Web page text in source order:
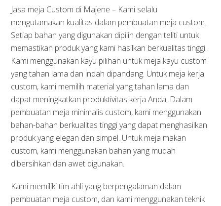
Jasa meja Custom di Majene – Kami selalu
mengutamakan kualitas dalam pembuatan meja custom.
Setiap bahan yang digunakan dipilih dengan teliti untuk
memastikan produk yang kami hasilkan berkualitas tinggi.
Kami menggunakan kayu pilihan untuk meja kayu custom
yang tahan lama dan indah dipandang. Untuk meja kerja
custom, kami memilih material yang tahan lama dan
dapat meningkatkan produktivitas kerja Anda. Dalam
pembuatan meja minimalis custom, kami menggunakan
bahan-bahan berkualitas tinggi yang dapat menghasilkan
produk yang elegan dan simpel. Untuk meja makan
custom, kami menggunakan bahan yang mudah
dibersihkan dan awet digunakan.
Kami memiliki tim ahli yang berpengalaman dalam
pembuatan meja custom, dan kami menggunakan teknik